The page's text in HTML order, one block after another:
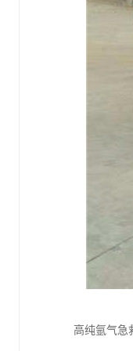
高纯氩气急